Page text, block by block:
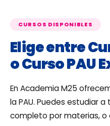
CURSOS DISPONIBLES
Elige entre
o Curso PAU
En Academia M25
la PAU. Puedes estudiar
completo por materias, o